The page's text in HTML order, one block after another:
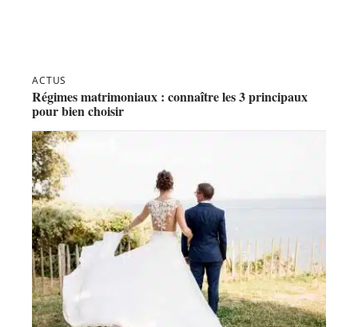
ACTUS
Régimes matrimoniaux : connaître les 3 principaux
pour bien choisir